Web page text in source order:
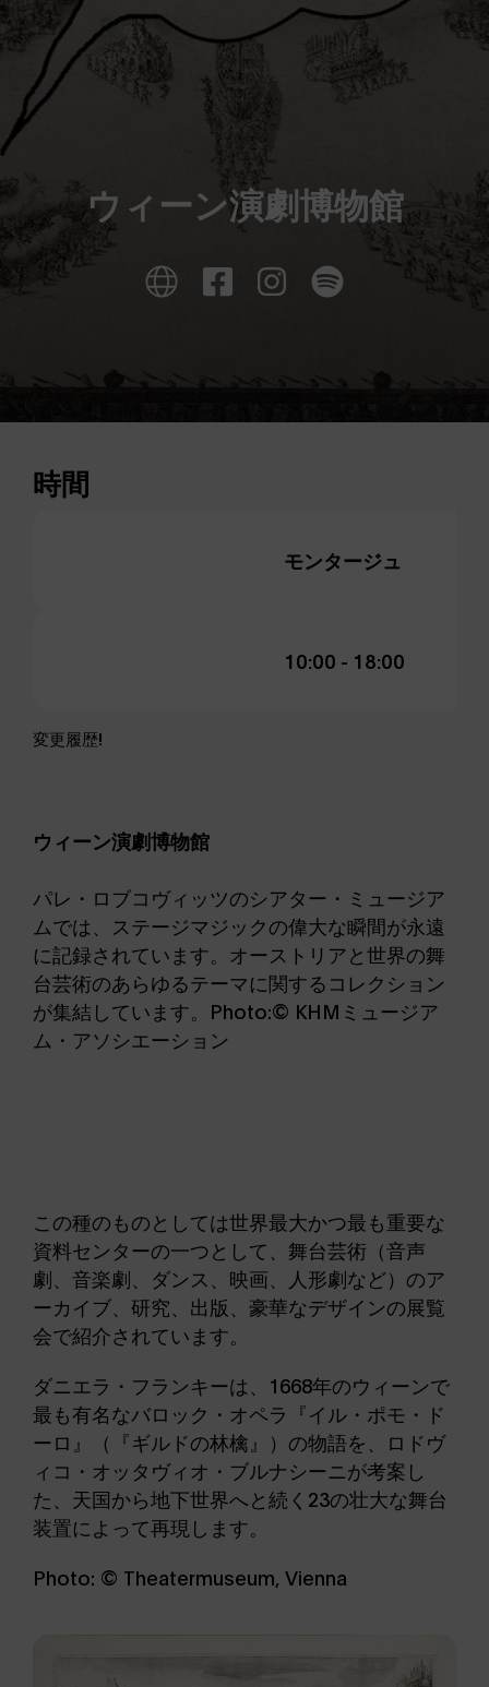
ウィーン演劇博物館
時間
モンタージュ
10:00 - 18:00
変更履歴!
ウィーン演劇博物館
パレ・ロブコヴィッツのシアター・ミュージア
ムでは、ステージマジックの偉大な瞬間が永遠
に記録されています。オーストリアと世界の舞
台芸術のあらゆるテーマに関するコレクション
が集結しています。Photo:© KHMミュージア
ム・アソシエーション
この種のものとしては世界最大かつ最も重要な
資料センターの一つとして、舞台芸術（音声
劇、音楽劇、ダンス、映画、人形劇など）のア
ーカイブ、研究、出版、豪華なデザインの展覧
会で紹介されています。
ダニエラ・フランキーは、1668年のウィーンで
最も有名なバロック・オペラ『イル・ポモ・ド
ーロ』（『ギルドの林檎』）の物語を、ロドヴ
ィコ・オッタヴィオ・ブルナシーニが考案し
た、天国から地下世界へと続く23の壮大な舞台
装置によって再現します。
Photo: © Theatermuseum, Vienna